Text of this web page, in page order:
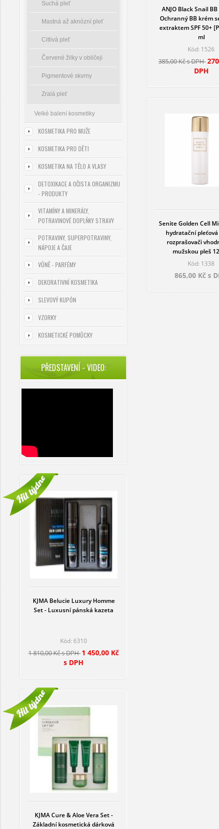
Suchá pleť
Mastná až aknózní pleť
Citlivá pleť
Červené žilky v obličeji
Pigmentové skvrny
Zralá pleť
Velké balení kosmetiky
KOSMETIKA PRO MUŽE
KOSMETIKA PRO DĚTI
KOSMETIKA NA TĚLO A VLASY
DETOXIKACE A OČISTA ORGANIZMU
- PRODUKTY
VITAMÍNY A MINERÁLY,
POTRAVINOVÉ DOPLŇKY STRAVY
POTRAVINY, SUPERPOTRAVINY,
NÁPOJE A ČAJE
VŮNĚ - PARFÉMY
DEKORATIVNÍ KOSMETIKA
SLEVOVÝ KUPÓN
VZORKY
KOSMETICKÉ POMŮCKY
PŘEDSTAVENÍ - VIDEO:
KJMA Belucie Luxury Homme
Set - Luxusní pánská kazeta
Kód: 6310
1 810,00 Kč s DPH1 450,00 Kč
s DPH
KJMA Cure & Aloe Vera Set -
Základní kosmetická dárková
ANJO Black Snail
Ochranný BB krém
extraktem SPF 50+
ml
Kód: 1526
385,00 Kč s DPH
DPH
Senite Golden Cell
hydratační pleťová
rozprašovači
mužskou pleš
Kód: 1338
865,00 Kč s